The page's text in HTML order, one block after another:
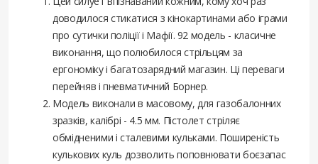
доводилося стикатися з кінокартинами або іграми
про сутички поліції і Мафії. 92 модель - класичне
виконання, що полюбилося стрільцям за
ергономіку і багатозарядний магазин. Ці переваги
перейняв і пневматичний Борнер.
Модель виконали в масовому, для газобалонних
зразків, калібрі - 4.5 мм. Пістолет стріляє
обмідненими і сталевими кульками. Поширеність
кулькових куль дозволить поповнювати боєзапас